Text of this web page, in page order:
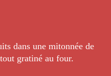
dans une mitonnée de
gratiné au four.